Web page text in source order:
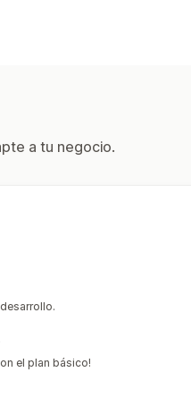
a tu negocio.
el plan básico!